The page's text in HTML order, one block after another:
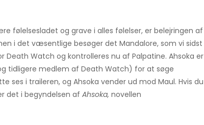
følelsesladet og grave i alles følelser, er belejringen af
i det væsentlige besøger det Mandalore, som vi sidst
Death Watch og kontrolleres nu af Palpatine. Ahsoka er
tidligere medlem af Death Watch) for at søge
ses i traileren, og Ahsoka vender ud mod Maul. Hvis du
det i begyndelsen af Ahsoka, novellen